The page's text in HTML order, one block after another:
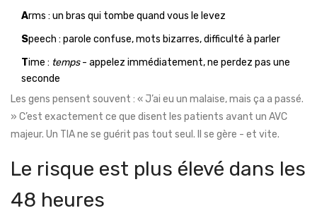
Arms : un bras qui tombe quand vous le levez
Speech : parole confuse, mots bizarres, difficulté à parler
Time : temps- appelez immédiatement, ne perdez pas une
seconde
Les gens pensent souvent : « J’ai eu un malaise, mais ça a passé.
» C’est exactement ce que disent les patients avant un AVC
majeur. Un TIA ne se guérit pas tout seul. Il se gère - et vite.
Le risque est plus élevé dans les
48 heures